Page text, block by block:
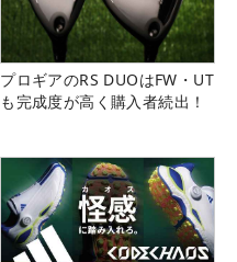
プロギアのRS DUOはFW・UT
も完成度が高く購入者続出！